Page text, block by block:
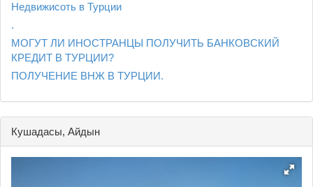
Недвижисоть в Турции
.
МОГУТ ЛИ ИНОСТРАНЦЫ ПОЛУЧИТЬ БАНКОВСКИЙ
КРЕДИТ В ТУРЦИИ?
ПОЛУЧЕНИЕ ВНЖ В ТУРЦИИ.
Кушадасы, Айдын